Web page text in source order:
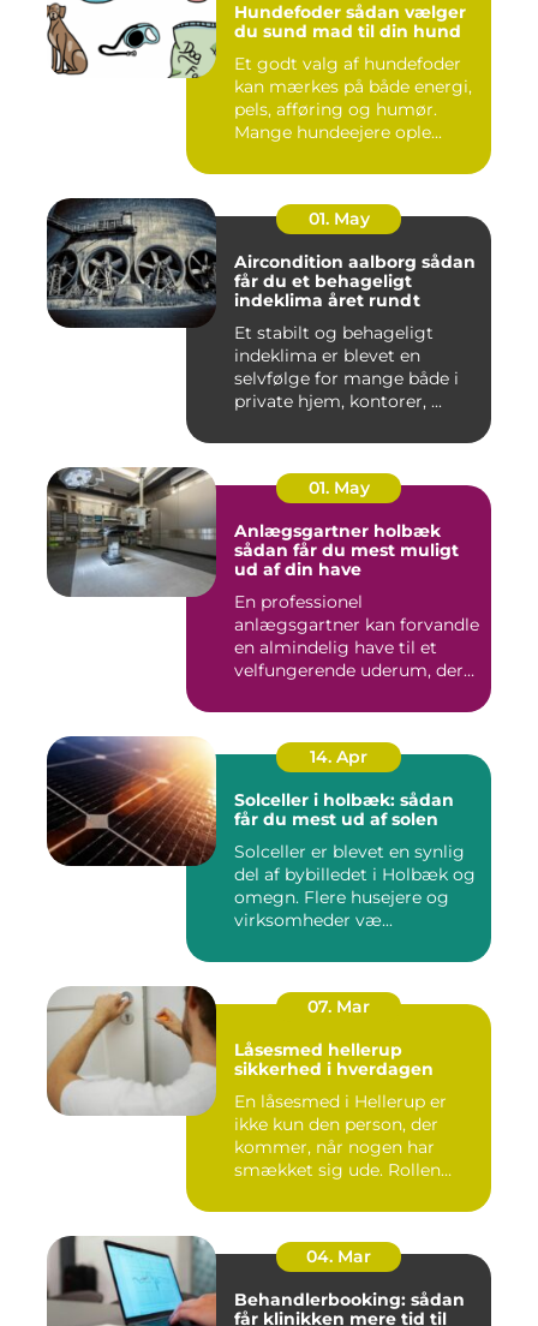
Hundefoder sådan vælger
du sund mad til din hund
Et godt valg af hundefoder
kan mærkes på både energi,
pels, afføring og humør.
Mange hundeejere ople...
01. May
Aircondition aalborg sådan
får du et behageligt
indeklima året rundt
Et stabilt og behageligt
indeklima er blevet en
selvfølge for mange både i
private hjem, kontorer, ...
01. May
Anlægsgartner holbæk
sådan får du mest muligt
ud af din have
En professionel
anlægsgartner kan forvandle
en almindelig have til et
velfungerende uderum, der
14. Apr
Solceller i holbæk: sådan
får du mest ud af solen
Solceller er blevet en synlig
del af bybilledet i Holbæk og
omegn. Flere husejere og
virksomheder væ...
07. Mar
Låsesmed hellerup
sikkerhed i hverdagen
En låsesmed i Hellerup er
ikke kun den person, der
kommer, når nogen har
smækket sig ude. Rollen
04. Mar
Behandlerbooking: sådan
får klinikken mere tid til